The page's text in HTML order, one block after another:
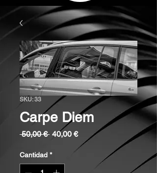
SKU: 33
Carpe Diem
50,00 € Precio
40,00 €Precio
de
oferta
Cantidad *